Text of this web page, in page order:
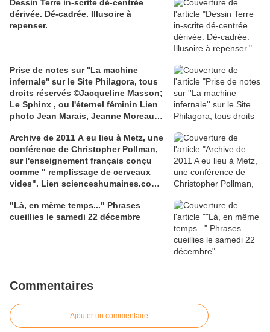
Dessin Terre in-scrite dé-centrée
dérivée. Dé-cadrée. Illusoire à
repenser.
Prise de notes sur ''La machine
infernale'' sur le Site Philagora, tous
droits réservés ©Jacqueline Masson;
Le Sphinx , ou l'éternel féminin Lien
photo Jean Marais, Jeanne Moreau
Archive de 2011 A eu lieu à Metz, une
conférence de Christopher Pollman,
sur l'enseignement français conçu
comme " remplissage de cerveaux
vides". Lien scienceshumaines.com,
Léotard, ''Le dressage des élites...''
"Là, en même temps..." Phrases
cueillies le samedi 22 décembre
Commentaires
Ajouter un commentaire